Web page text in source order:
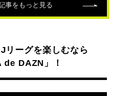
事をもっと見る
Jリーグを楽しむなら
de DAZN」！